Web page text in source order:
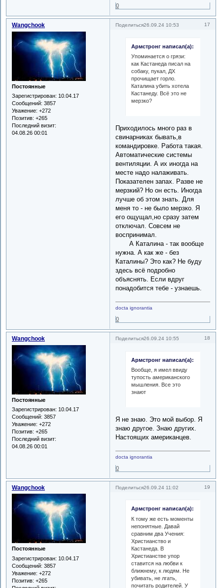
0
Поделиться 17
26.09.24 10:53
Wangchook
Постоянные
Зарегистрирован: 10.04.17
Сообщений: 3857
Уважение: +272
Позитив: +265
Последний визит:
04.08.26 00:01
Армстронг написал(а):
Упоминается о грязи:
как Кастанеда писал на
собаку, пукал, ДХ
прочищает горло.
Каталина убить хотела
Кастанеду. Всё это не
мерзко?
Приходилось много раз в
свинарниках бывать,в
командировке. Работа такая.
Автоматические системы
вентиляции. А их иногда на
месте надо налаживать.
Показателен запах. Разве не
мерзкий? Но он есть. Иногда
лучше об этом знать. Для
меня то - не было мерзко. Я
его ощущал,но сразу затем
отключал. Совсем не
воспринимал.
А Каталина - так вообще
нужна. А как же - без
Каталины? Это как? Не буду
здесь всё подробно
объяснять. Если вдруг
понадобится тебе - узнаешь.
docta ignorantia
0
Поделиться 18
26.09.24 10:55
Wangchook
Постоянные
Зарегистрирован: 10.04.17
Сообщений: 3857
Уважение: +272
Позитив: +265
Последний визит:
04.08.26 00:01
Армстронг написал(а):
Вообще, я имел ввиду
тупость американского
мышления. Все это
знают
Я не знаю. Это мой выбор. Я
знаю другое. Знаю других.
Настоящих американцев.
docta ignorantia
0
Поделиться 19
26.09.24 11:02
Wangchook
Постоянные
Зарегистрирован: 10.04.17
Сообщений: 3857
Уважение: +272
Позитив: +265
Армстронг написал(а):
К тому же есть моменты
непонятные. Давай
сравним два Учения:
Христианство и
Кастанеда. В
Христианстве упор
ставится на любви к
ближнему, к людям. Не
убивать, не лгать,
почитать родителей. У